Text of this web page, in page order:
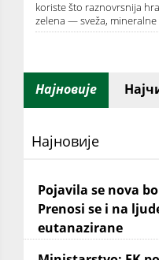
koriste što raznovrsnija
zelena — sveža, mineralne
Најновије
Најновије
Pojavila se nova
Prenosi se i na
eutanazirane